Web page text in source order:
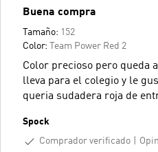
Buena compra
Tamaño: 152
Color:
Team Power Red 2
Color precioso pero queda
lleva para el colegio y le
queria sudadera roja de
Spock
Comprador verificado